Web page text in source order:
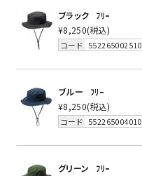
ブラック
ﾌﾘｰ
¥8,250(税込)
コード 552265002510
ブルー
ﾌﾘｰ
¥8,250(税込)
コード 552265004010
グリーン
ﾌﾘｰ